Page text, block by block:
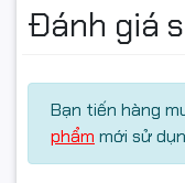
Đánh giá
Bạn tiến hàng
phẩm mới sử